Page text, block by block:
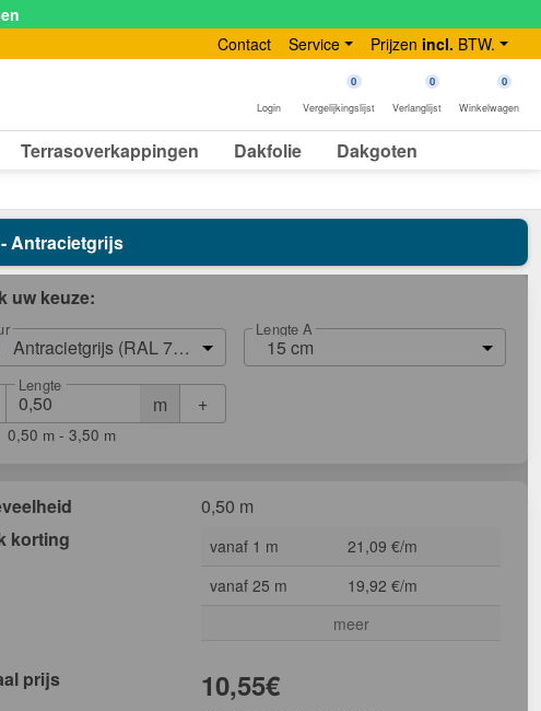
Contact Service Prijzen incl. BTW.
Login
0
Vergelijkingslijst
0
Verlanglijst
0
Winkelwagen
Terrasoverkappingen Dakfolie Dakgoten
- Antracietgrijs
uw keuze:
Antracietgrijs (RAL 7016)
Lengte A
15 cm
m
Lengte
+
0,50 m - 3,50 m
0,50 m
korting
vanaf 1 m
21,09 €/m
vanaf 25 m
19,92 €/m
meer
prijs 10,55€